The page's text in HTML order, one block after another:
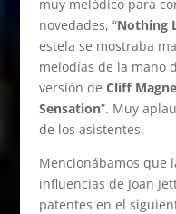
muy melódico para
novedades, “Nothing
estela se mostraba
melodías de la mano
versión de Cliff
Sensation”. Muy
de los asistentes.
Mencionábamos que
influencias de Joan
patentes en el